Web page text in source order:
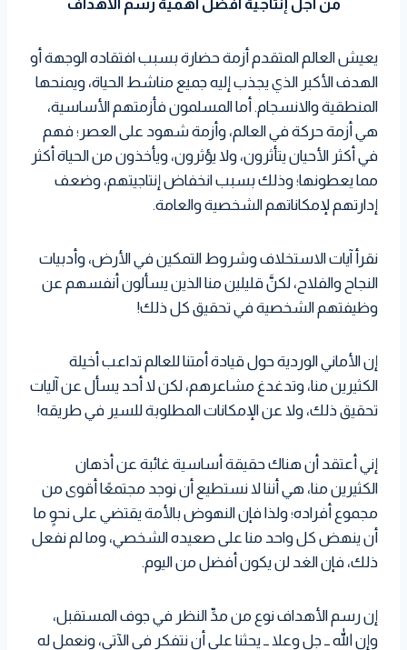
t
e
t
e
d
I
n
i
t
e
r
a
s
A
p
p
من أجل إنتاجية أفضل أهمية رسم الأهداف
يعيش العالم المتقدم أزمة حضارة بسبب افتقاده الوجهة أو
الهدف الأكبر الذي يجذب إليه جميع مناشط الحياة، ويمنحها
المنطقية والانسجام. أما المسلمون فأزمتهم الأساسية،
هي أزمة حركة في العالم، وأزمة شهود على العصر؛ فهم
في أكثر الأحيان يتأثرون، ولا يؤثرون، ويأخذون من الحياة أكثر
مما يعطونها؛ وذلك بسبب انخفاض إنتاجيتهم، وضعف
إدارتهم لإمكاناتهم الشخصية والعامة.
نقرأ آيات الاستخلاف وشروط التمكين في الأرض، وأدبيات
النجاح والفلاح، لكنَّ قليلين منا الذين يسألون أنفسهم عن
وظيفتهم الشخصية في تحقيق كل ذلك!
إن الأماني الوردية حول قيادة أمتنا للعالم تداعب أخيلة
الكثيرين منا، وتدغدغ مشاعرهم، لكن لا أحد يسأل عن آليات
تحقيق ذلك، ولا عن الإمكانات المطلوبة للسير في طريقه!
إني أعتقد أن هناك حقيقة أساسية غائبة عن أذهان
الكثيرين منا، هي أننا لا نستطيع أن نوجد مجتمعًا أقوى من
مجموع أفراده؛ ولذا فإن النهوض بالأمة يقتضي على نحوٍ ما
أن ينهض كل واحد منا على صعيده الشخصي، وما لم نفعل
ذلك، فإن الغد لن يكون أفضل من اليوم.
إن رسم الأهداف نوع من مدِّ النظر في جوف المستقبل،
وإن الله ــ جل وعلا ــ يحثنا على أن نتفكر في الآتي، ونعمل له